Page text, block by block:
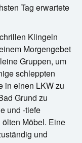
Tag erwartete
Klingeln
Morgengebet
Gruppen, um
schleppten
in einen LKW zu
Grund zu
und -tiefe
Möbel. Eine
und